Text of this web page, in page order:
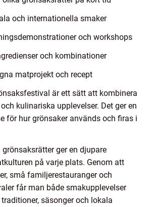
och internationella smaker
och workshops
och kombinationer
matprojekt och recept
är ett sätt att kombinera
kulinariska upplevelser. Det ger en
för hur grönsaker används och firas i
ger en djupare
på varje plats. Genom att
små familjerestauranger och
får man både smakupplevelser
säsonger och lokala